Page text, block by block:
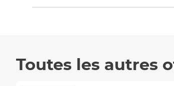
Toutes les autres